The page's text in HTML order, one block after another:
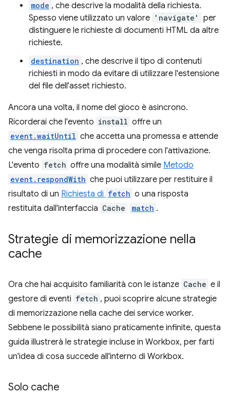
mode , che descrive la modalità della richiesta.
Spesso viene utilizzato un valore 'navigate'
per
distinguere le richieste di documenti HTML da altre
richieste.
destination , che descrive il tipo di contenuti
richiesti in modo da evitare di utilizzare l'estensione
del file dell'asset richiesto.
Ancora una volta, il nome del gioco è asincrono.
Ricorderai che l'evento install offre un
event.waitUntil che accetta una promessa e attende
che venga risolta prima di procedere con l'attivazione.
L'evento fetch offre una modalità simile Metodo
event.respondWith che puoi utilizzare per restituire il
risultato di un Richiesta di fetch o una risposta
restituita dall'interfaccia Cache match .
Strategie di memorizzazione nella
cache
Ora che hai acquisito familiarità con le istanze Cache e il
gestore di eventi fetch , puoi scoprire alcune strategie
di memorizzazione nella cache dei service worker.
Sebbene le possibilità siano praticamente infinite, questa
guida illustrerà le strategie incluse in Workbox, per farti
un'idea di cosa succede all'interno di Workbox.
Solo cache